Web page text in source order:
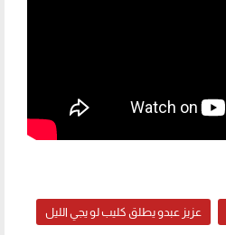
عزيز عبدو يطلق كليب لو يجي الليل